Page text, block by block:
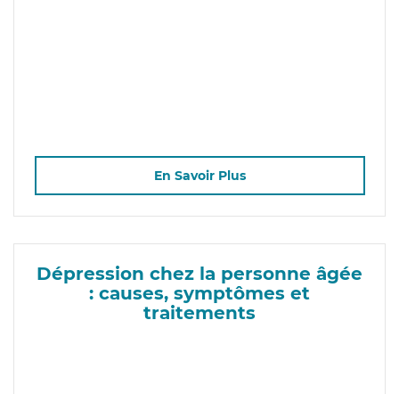
En Savoir Plus
Dépression chez la personne âgée
: causes, symptômes et
traitements